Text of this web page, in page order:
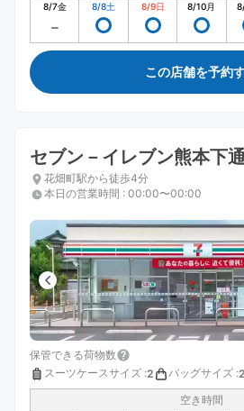
8/7金 8/8土 8/9日 8/10月
この店舗を予約
セブン－イレブン熊本下
花畑町駅から徒歩4分
本日の営業時間 : 00:00〜00:00
保管できる荷物数
スーツケースサイズ :2 バッグサイズ :2
空き時間